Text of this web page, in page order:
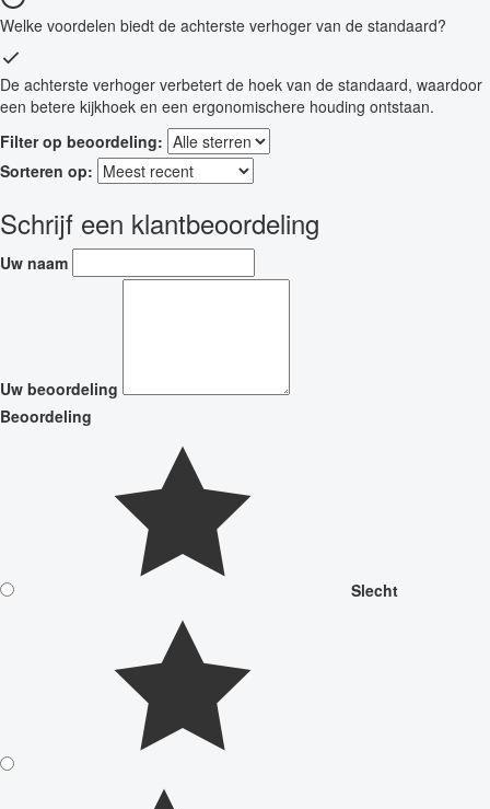
Welke voordelen biedt de achterste verhoger van de standaard?
De achterste verhoger verbetert de hoek van de standaard, waardoor
een betere kijkhoek en een ergonomischere houding ontstaan.
Filter op beoordeling:
Sorteren op:
Schrijf een klantbeoordeling
Uw naam
Uw beoordeling
Beoordeling
Slecht